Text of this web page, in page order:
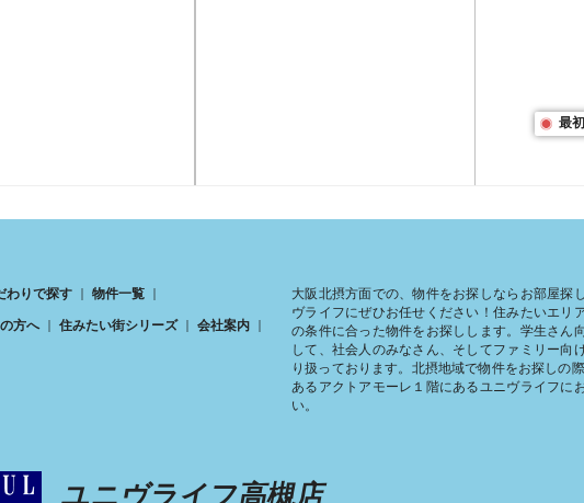
最
わりで探す 物件一覧
方へ 住みたい街シリーズ 会社案内
大阪北摂方面での、物件をお探しならお部屋探
ヴライフにぜひお任せください！住みたいエリ
の条件に合った物件をお探しします。学生さん
して、社会人のみなさん、そしてファミリー向
り扱っております。北摂地域で物件をお探しの
あるアクトアモーレ１階にあるユニヴライフに
い。
ユニヴライフ高槻店